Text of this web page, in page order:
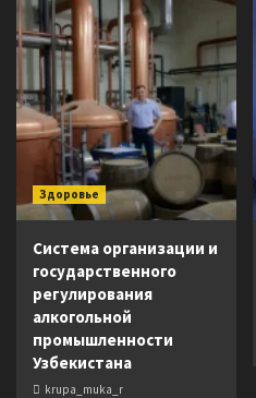
Здоровье
Система организации и
государственного
регулирования
алкогольной
промышленности
Узбекистана
krupa_muka_r